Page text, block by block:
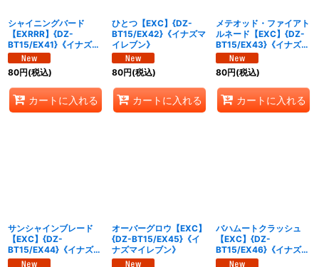
シャイニングバード
【EXRRR】{DZ-
BT15/EX41}《イナズマ
イレブン》
80円(税込)
カートに入れる
ひとつ【EXC】{DZ-
BT15/EX42}《イナズマ
イレブン》
80円(税込)
カートに入れる
メテオッド・ファイアト
ルネード【EXC】{DZ-
BT15/EX43}《イナズマ
イレブン》
80円(税込)
カートに入れる
サンシャインブレード
【EXC】{DZ-
BT15/EX44}《イナズマ
イレブン》
オーバーグロウ【EXC】
{DZ-BT15/EX45}《イ
ナズマイレブン》
バハムートクラッシュ
【EXC】{DZ-
BT15/EX46}《イナズマ
イレブン》